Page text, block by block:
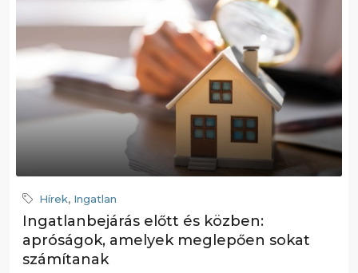
Hírek, Ingatlan
Ingatlanbejárás előtt és közben:
apróságok, amelyek meglepően sokat
számítanak